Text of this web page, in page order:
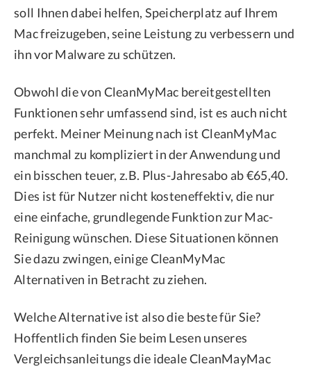
soll Ihnen dabei helfen, Speicherplatz auf Ihrem
Mac freizugeben, seine Leistung zu verbessern und
ihn vor Malware zu schützen.
Obwohl die von CleanMyMac bereitgestellten
Funktionen sehr umfassend sind, ist es auch nicht
perfekt. Meiner Meinung nach ist CleanMyMac
manchmal zu kompliziert in der Anwendung und
ein bisschen teuer, z.B. Plus-Jahresabo ab €65,40.
Dies ist für Nutzer nicht kosteneffektiv, die nur
eine einfache, grundlegende Funktion zur Mac-
Reinigung wünschen. Diese Situationen können
Sie dazu zwingen, einige CleanMyMac
Alternativen in Betracht zu ziehen.
Welche Alternative ist also die beste für Sie?
Hoffentlich finden Sie beim Lesen unseres
Vergleichsanleitungs die ideale CleanMayMac